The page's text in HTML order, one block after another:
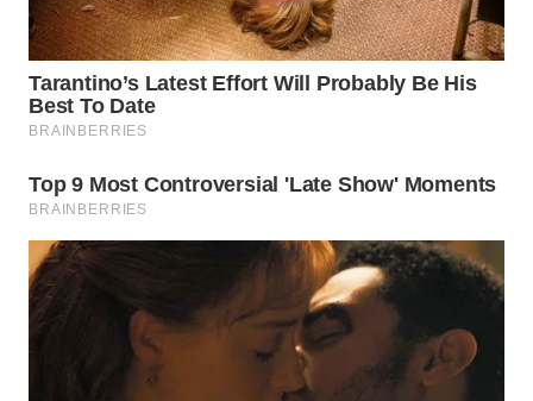
WN
MADURA
WN
SURABAYA
WN
NATUNA
WN
BINTAN
MANDALIKA